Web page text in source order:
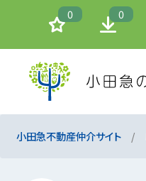
0 0
小田急不動産仲介サイト